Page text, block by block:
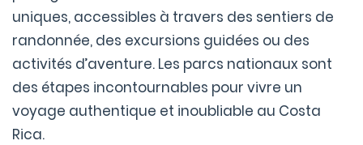
uniques, accessibles à travers des sentiers de
randonnée, des excursions guidées ou des
activités d’aventure. Les parcs nationaux sont
des étapes incontournables pour vivre un
voyage authentique et inoubliable au Costa
Rica.